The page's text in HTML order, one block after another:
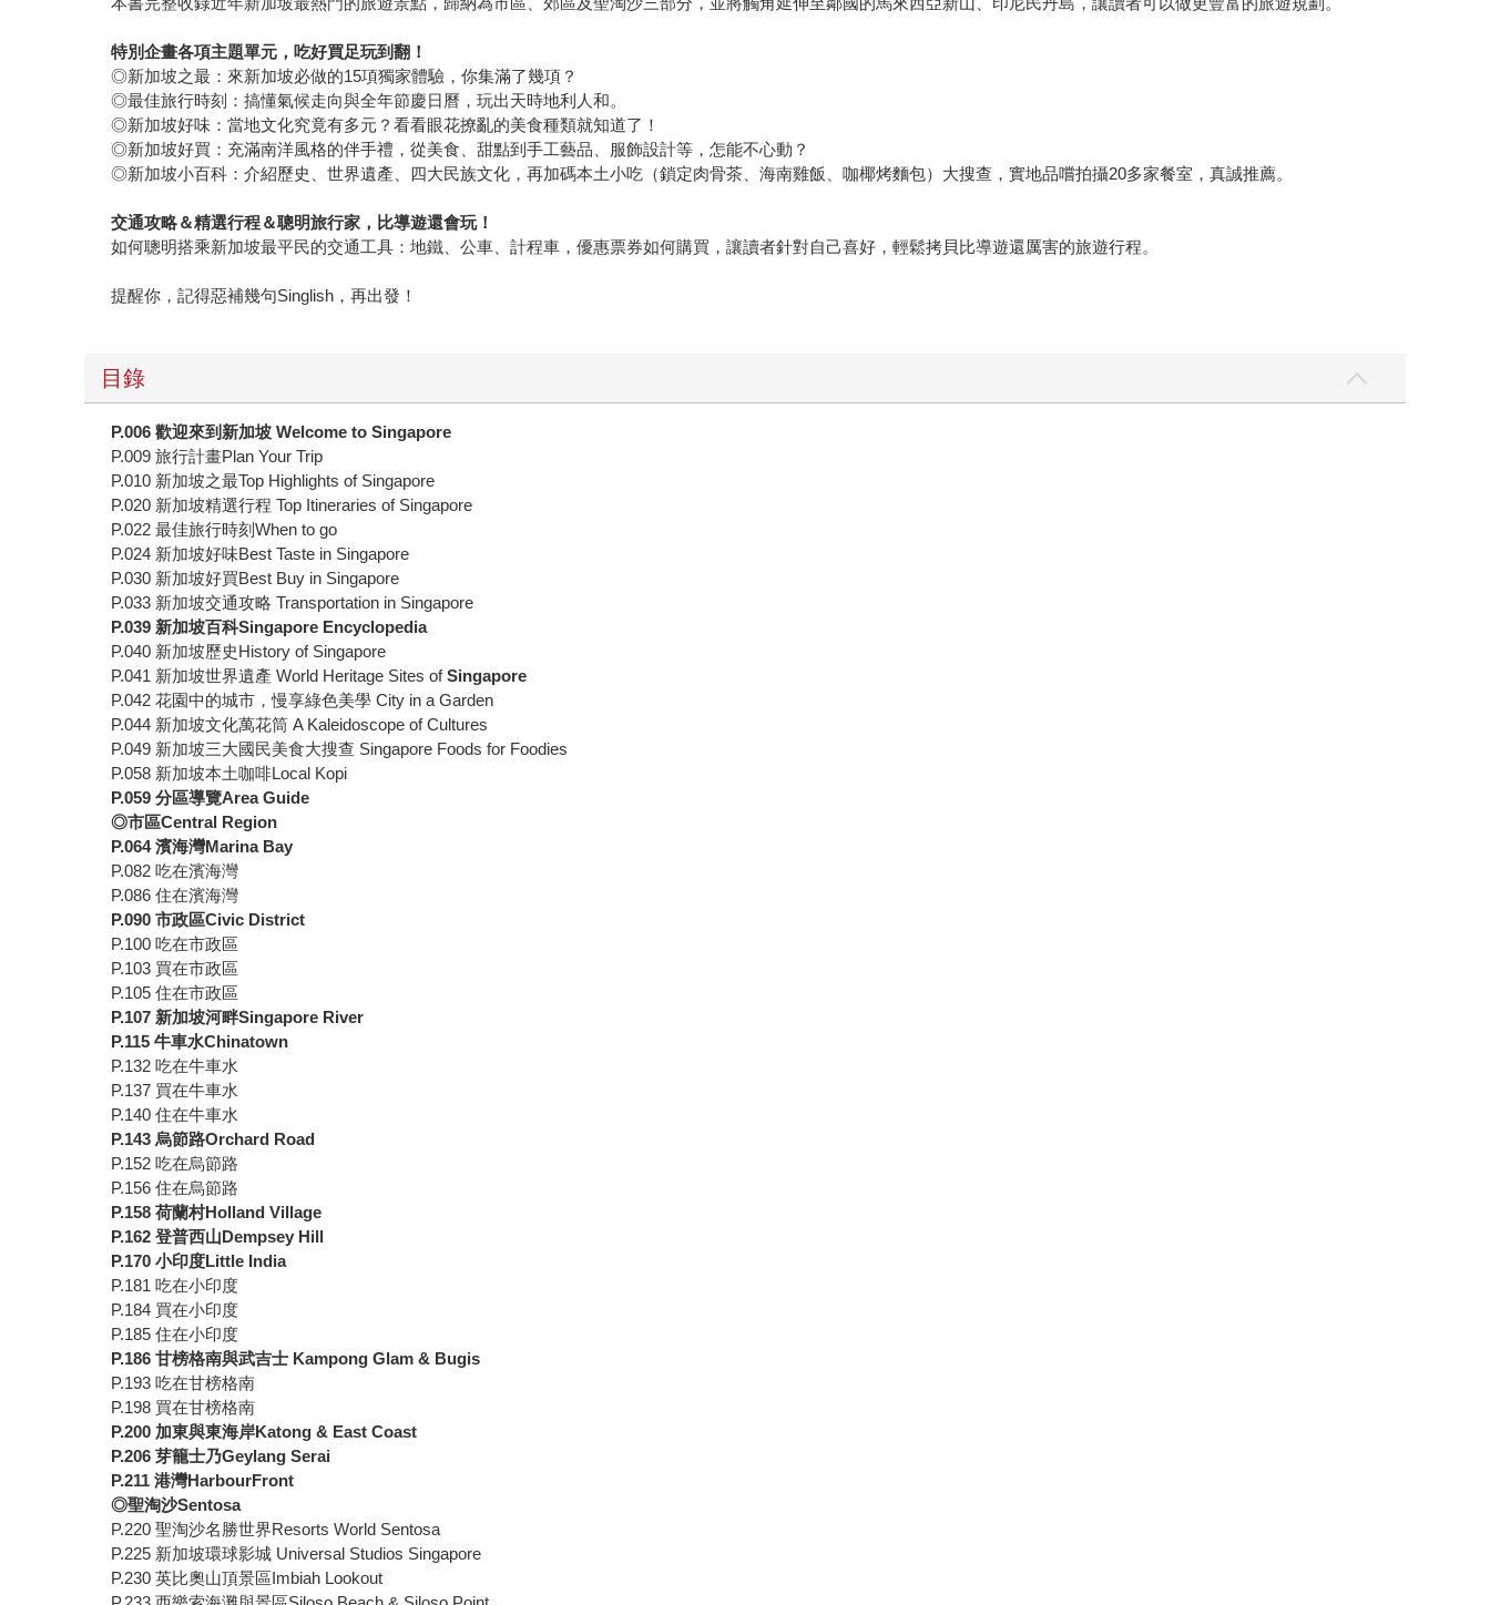
特別企畫各項主題單元，吃好買足玩到翻！
◎新加坡之最：來新加坡必做的15項獨家體驗，你集滿了幾項？
◎最佳旅行時刻：搞懂氣候走向與全年節慶日曆，玩出天時地利人和。
◎新加坡好味：當地文化究竟有多元？看看眼花撩亂的美食種類就知道了！
◎新加坡好買：充滿南洋風格的伴手禮，從美食、甜點到手工藝品、服飾設計等，怎能不心動？
◎新加坡小百科：介紹歷史、世界遺產、四大民族文化，再加碼本土小吃（鎖定肉骨茶、海南雞飯、咖椰烤麵包）大搜查，實地品嚐拍攝20多家餐室，真誠推薦。
交通攻略＆精選行程＆聰明旅行家，比導遊還會玩！
如何聰明搭乘新加坡最平民的交通工具：地鐵、公車、計程車，優惠票券如何購買，讓讀者針對自己喜好，輕鬆拷貝比導遊還厲害的旅遊行程。
提醒你，記得惡補幾句Singlish，再出發！
目錄
P.006歡迎來到新加坡 Welcome to Singapore
P.009 旅行計畫Plan Your Trip
P.010 新加坡之最Top Highlights of Singapore
P.020 新加坡精選行程 Top Itineraries of Singapore
P.022 最佳旅行時刻When to go
P.024 新加坡好味Best Taste in Singapore
P.030 新加坡好買Best Buy in Singapore
P.033 新加坡交通攻略 Transportation in Singapore
P.039 新加坡百科Singapore Encyclopedia
P.040 新加坡歷史History of Singapore
P.041 新加坡世界遺產 World Heritage Sites ofSingapore
P.042 花園中的城市，慢享綠色美學 City in a Garden
P.044 新加坡文化萬花筒 A Kaleidoscope of Cultures
P.049 新加坡三大國民美食大搜查 Singapore Foods for Foodies
P.058 新加坡本土咖啡Local Kopi
P.059分區導覽Area Guide
◎市區Central Region
P.064濱海灣Marina Bay
P.082 吃在濱海灣
P.086 住在濱海灣
P.090市政區Civic District
P.100 吃在市政區
P.103 買在市政區
P.105 住在市政區
P.107 新加坡河畔Singapore River
P.115牛車水Chinatown
P.132 吃在牛車水
P.137 買在牛車水
P.140 住在牛車水
P.143烏節路Orchard Road
P.152 吃在烏節路
P.156 住在烏節路
P.158荷蘭村Holland Village
P.162登普西山Dempsey Hill
P.170小印度Little India
P.181 吃在小印度
P.184 買在小印度
P.185 住在小印度
P.186甘榜格南與武吉士 Kampong Glam & Bugis
P.193 吃在甘榜格南
P.198 買在甘榜格南
P.200 加東與東海岸Katong & East Coast
P.206芽籠士乃Geylang Serai
P.211港灣HarbourFront
◎聖淘沙Sentosa
P.220 聖淘沙名勝世界Resorts World Sentosa
P.225 新加坡環球影城 Universal Studios Singapore
P.230 英比奧山頂景區Imbiah Lookout